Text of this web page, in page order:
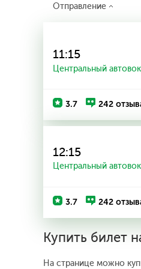
Отправление
11:15
Центральный
3.7 242
12:15
Центральный
3.7 242
Купить билет
На странице можно